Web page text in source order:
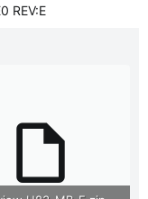
REV:E